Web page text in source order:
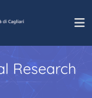
Research